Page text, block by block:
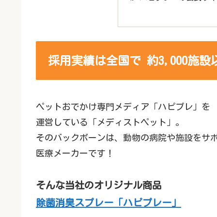
採用実績は全国で 約3,000施設
ペットおでかけ専門メディア「ハピプレ」を
運営している「メディストペット」。
そのバックボーンは、動物の病院や施設をサ
医療メーカーです！
そんな当社のオリジナル商品
除菌消臭スプレー「ハピプレー」